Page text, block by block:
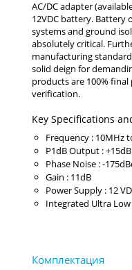
AC/DC adapter
12VDC battery. Battery
systems and ground
absolutely critical.
manufacturing
solid deign for
products are 100%
verification.
Key Specifications
Frequency : 10MHz
P1dB Output :
Phase Noise : -
Gain : 11dB
Power Supply : 12
Integrated Ultra